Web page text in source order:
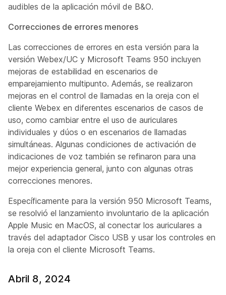
audibles de la aplicación móvil de B&O.
Correcciones de errores menores
Las correcciones de errores en esta versión para la
versión Webex/UC y Microsoft Teams 950 incluyen
mejoras de estabilidad en escenarios de
emparejamiento multipunto. Además, se realizaron
mejoras en el control de llamadas en la oreja con el
cliente Webex en diferentes escenarios de casos de
uso, como cambiar entre el uso de auriculares
individuales y dúos o en escenarios de llamadas
simultáneas. Algunas condiciones de activación de
indicaciones de voz también se refinaron para una
mejor experiencia general, junto con algunas otras
correcciones menores.
Específicamente para la versión 950 Microsoft Teams,
se resolvió el lanzamiento involuntario de la aplicación
Apple Music en MacOS, al conectar los auriculares a
través del adaptador Cisco USB y usar los controles en
la oreja con el cliente Microsoft Teams.
Abril 8, 2024